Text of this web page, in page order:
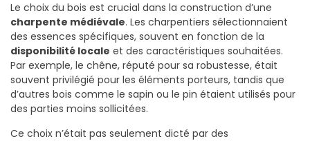
Le choix du bois est crucial dans la construction d’une
charpente médiévale. Les charpentiers sélectionnaient
des essences spécifiques, souvent en fonction de la
disponibilité locale et des caractéristiques souhaitées.
Par exemple, le chêne, réputé pour sa robustesse, était
souvent privilégié pour les éléments porteurs, tandis que
d’autres bois comme le sapin ou le pin étaient utilisés pour
des parties moins sollicitées.
Ce choix n’était pas seulement dicté par des